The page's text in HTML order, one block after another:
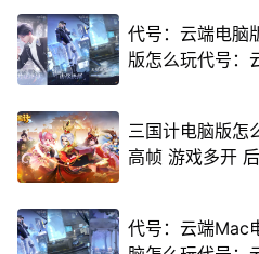
代号：云端电脑
版怎么玩代号：
三国计电脑版怎
高帧 游戏多开
代号：云端Mac